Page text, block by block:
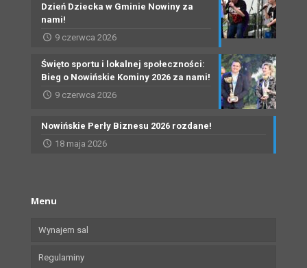
Dzień Dziecka w Gminie Nowiny za
nami!
9 czerwca 2026
Święto sportu i lokalnej społeczności:
Bieg o Nowińskie Kominy 2026 za nami!
9 czerwca 2026
Nowińskie Perły Biznesu 2026 rozdane!
18 maja 2026
Menu
Wynajem sal
Regulaminy